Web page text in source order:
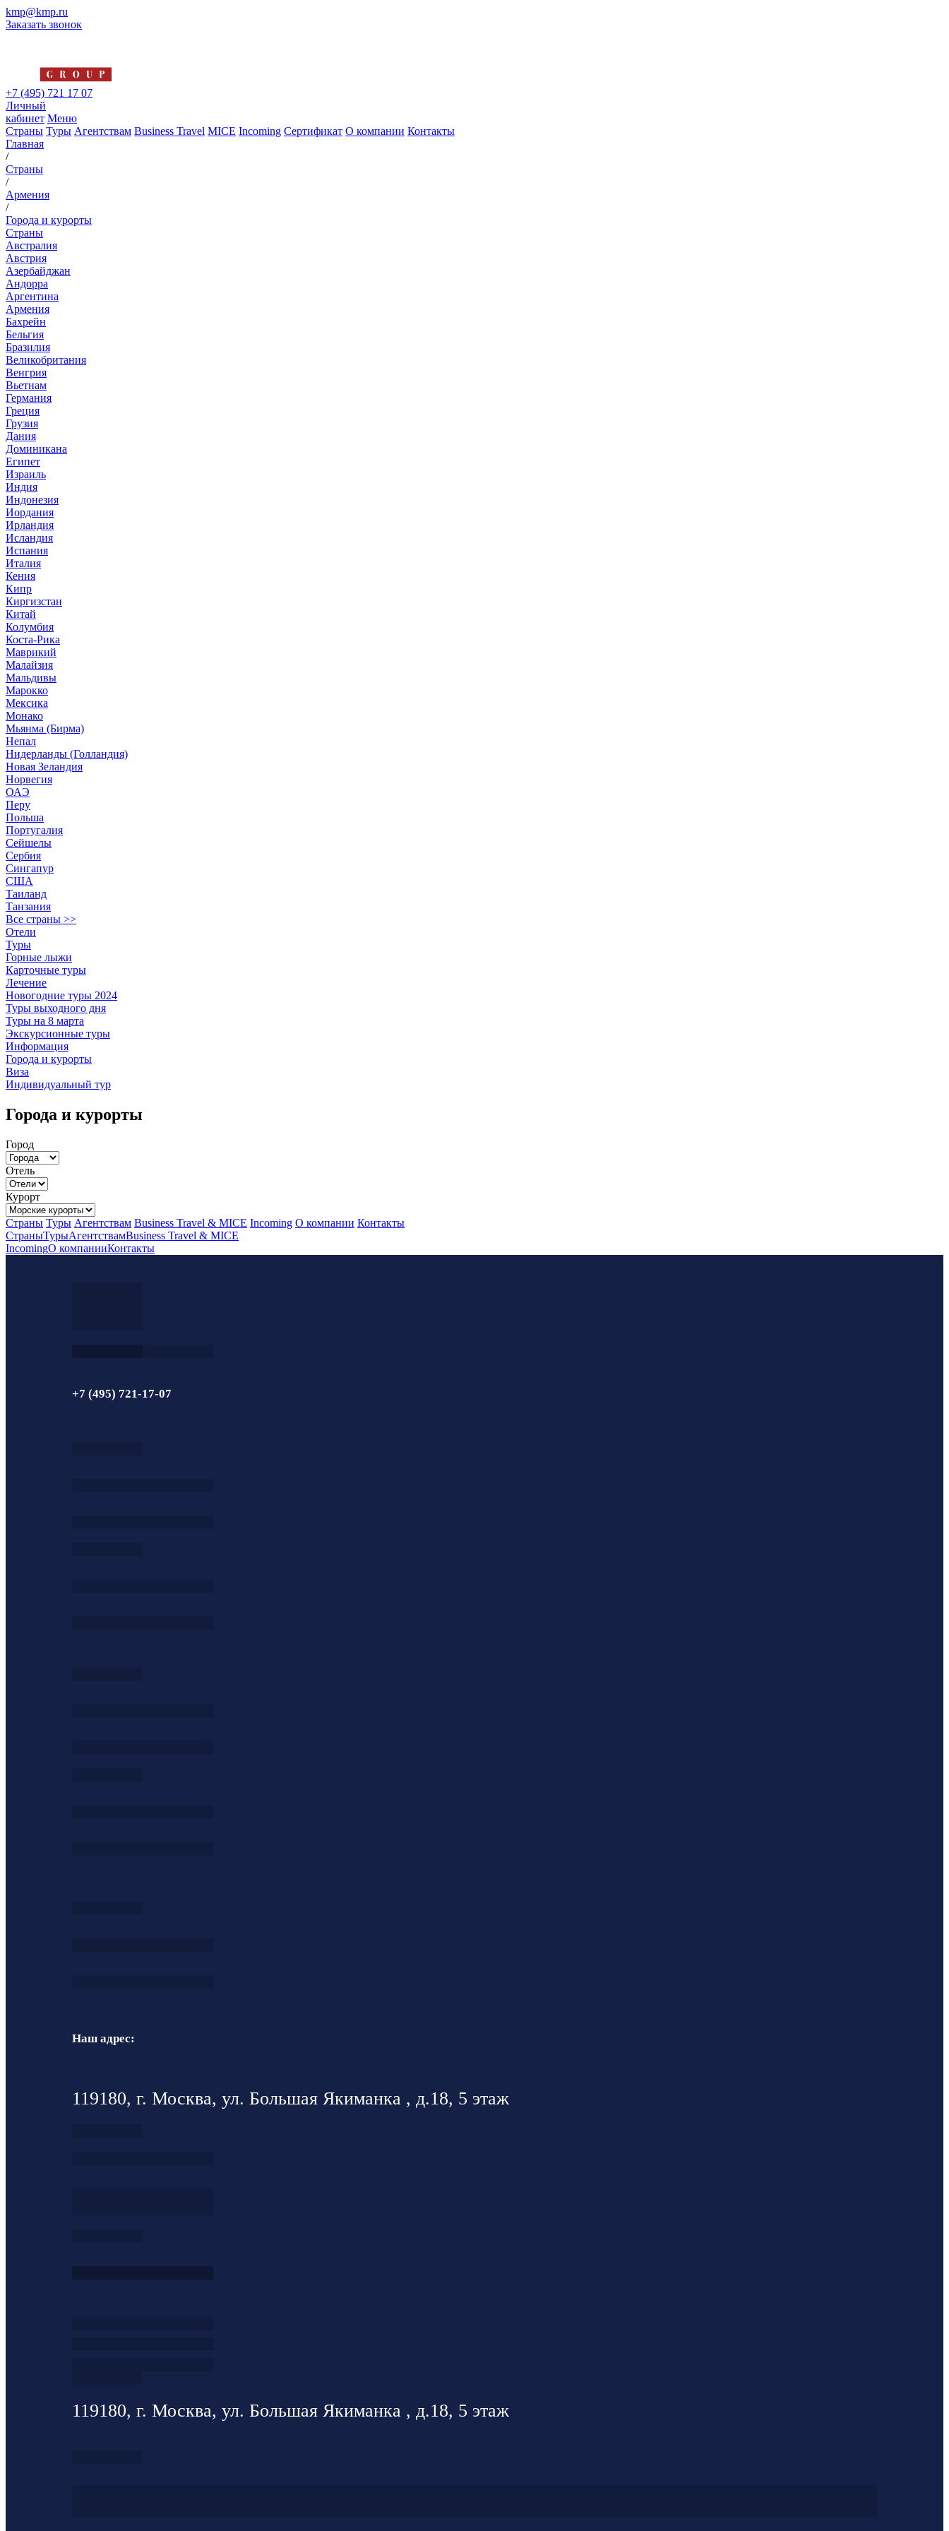
kmp@kmp.ru
Заказать звонок
+7 (495) 721 17 07
Личный
кабинет Меню
Страны Туры Агентствам Business Travel MICE Incoming Сертификат О компании Контакты
Главная
/
Страны
/
Армения
/
Города и курорты
Страны
Австралия
Австрия
Азербайджан
Андорра
Аргентина
Армения
Бахрейн
Бельгия
Бразилия
Великобритания
Венгрия
Вьетнам
Германия
Греция
Грузия
Дания
Доминикана
Египет
Израиль
Индия
Индонезия
Иордания
Ирландия
Исландия
Испания
Италия
Кения
Кипр
Киргизстан
Китай
Колумбия
Коста-Рика
Маврикий
Малайзия
Мальдивы
Марокко
Мексика
Монако
Мьянма (Бирма)
Непал
Нидерланды (Голландия)
Новая Зеландия
Норвегия
ОАЭ
Перу
Польша
Португалия
Сейшелы
Сербия
Сингапур
США
Таиланд
Танзания
Все страны >>
Отели
Туры
Горные лыжи
Карточные туры
Лечение
Новогодние туры 2024
Туры выходного дня
Туры на 8 марта
Экскурсионные туры
Информация
Города и курорты
Виза
Индивидуальный тур
Города и курорты
Город
Отель
Курорт
Страны Туры Агентствам Business Travel & MICE Incoming О компании Контакты
СтраныТурыАгентствамBusiness Travel & MICE
IncomingО компанииКонтакты
+7 (495) 721-17-07
Наш адрес:
119180, г. Москва, ул. Большая Якиманка , д.18, 5 этаж
119180, г. Москва, ул. Большая Якиманка , д.18, 5 этаж